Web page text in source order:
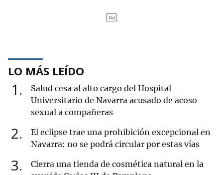
LO MÁS LEÍDO
1
Salud cesa al alto cargo del Hospital
Universitario de Navarra acusado de acoso
sexual a compañeras
2
El eclipse trae una prohibición excepcional en
Navarra: no se podrá circular por estas vías
3
Cierra una tienda de cosmética natural en la